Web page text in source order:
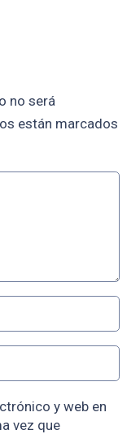
no será
están marcados
y web en
vez que